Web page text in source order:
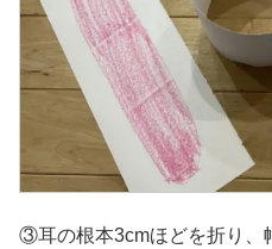
③耳の根本3cmほどを折り、